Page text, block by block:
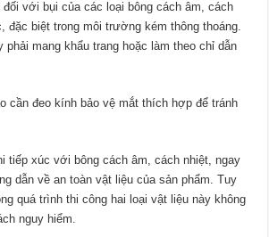
đối với bụi của các loại bông cách âm, cách
đặc biệt trong môi trường kém thông thoáng.
mang khẩu trang hoặc làm theo chỉ dẫn
cần đeo kính bảo vệ mắt thích hợp để tránh
tiếp xúc với bông cách âm, cách nhiệt, ngay
dẫn về an toàn vật liệu của sản phẩm. Tuy
quá trình thi công hai loại vật liệu này không
nguy hiểm.